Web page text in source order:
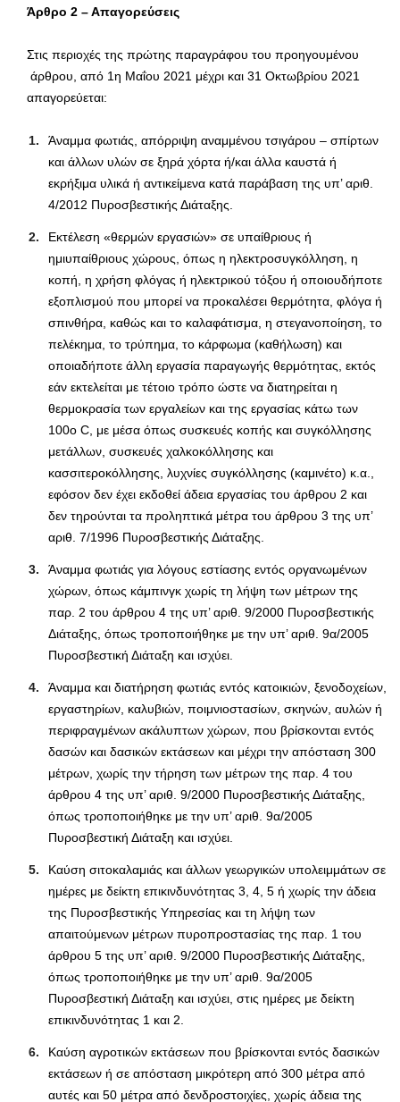
Άρθρο 2 –Απαγορεύσεις
Στις περιοχές της πρώτης παραγράφου του προηγουμένου
άρθρου, από 1η Μαΐου 2021 μέχρι και 31 Οκτωβρίου 2021
απαγορεύεται:
Άναμμα φωτιάς, απόρριψη αναμμένου τσιγάρου – σπίρτων
και άλλων υλών σε ξηρά χόρτα ή/και άλλα καυστά ή
εκρήξιμα υλικά ή αντικείμενα κατά παράβαση της υπ’ αριθ.
4/2012 Πυροσβεστικής Διάταξης.
Εκτέλεση «θερμών εργασιών» σε υπαίθριους ή
ημιυπαίθριους χώρους, όπως η ηλεκτροσυγκόλληση, η
κοπή, η χρήση φλόγας ή ηλεκτρικού τόξου ή οποιουδήποτε
εξοπλισμού που μπορεί να προκαλέσει θερμότητα, φλόγα ή
σπινθήρα, καθώς και το καλαφάτισμα, η στεγανοποίηση, το
πελέκημα, το τρύπημα, το κάρφωμα (καθήλωση) και
οποιαδήποτε άλλη εργασία παραγωγής θερμότητας, εκτός
εάν εκτελείται με τέτοιο τρόπο ώστε να διατηρείται η
θερμοκρασία των εργαλείων και της εργασίας κάτω των
100ο C, με μέσα όπως συσκευές κοπής και συγκόλλησης
μετάλλων, συσκευές χαλκοκόλλησης και
κασσιτεροκόλλησης, λυχνίες συγκόλλησης (καμινέτο) κ.α.,
εφόσον δεν έχει εκδοθεί άδεια εργασίας του άρθρου 2 και
δεν τηρούνται τα προληπτικά μέτρα του άρθρου 3 της υπ’
αριθ. 7/1996 Πυροσβεστικής Διάταξης.
Άναμμα φωτιάς για λόγους εστίασης εντός οργανωμένων
χώρων, όπως κάμπινγκ χωρίς τη λήψη των μέτρων της
παρ. 2 του άρθρου 4 της υπ’ αριθ. 9/2000 Πυροσβεστικής
Διάταξης, όπως τροποποιήθηκε με την υπ’ αριθ. 9α/2005
Πυροσβεστική Διάταξη και ισχύει.
Άναμμα και διατήρηση φωτιάς εντός κατοικιών, ξενοδοχείων,
εργαστηρίων, καλυβιών, ποιμνιοστασίων, σκηνών, αυλών ή
περιφραγμένων ακάλυπτων χώρων, που βρίσκονται εντός
δασών και δασικών εκτάσεων και μέχρι την απόσταση 300
μέτρων, χωρίς την τήρηση των μέτρων της παρ. 4 του
άρθρου 4 της υπ’ αριθ. 9/2000 Πυροσβεστικής Διάταξης,
όπως τροποποιήθηκε με την υπ’ αριθ. 9α/2005
Πυροσβεστική Διάταξη και ισχύει.
Καύση σιτοκαλαμιάς και άλλων γεωργικών υπολειμμάτων σε
ημέρες με δείκτη επικινδυνότητας 3, 4, 5 ή χωρίς την άδεια
της Πυροσβεστικής Υπηρεσίας και τη λήψη των
απαιτούμενων μέτρων πυροπροστασίας της παρ. 1 του
άρθρου 5 της υπ’ αριθ. 9/2000 Πυροσβεστικής Διάταξης,
όπως τροποποιήθηκε με την υπ’ αριθ. 9α/2005
Πυροσβεστική Διάταξη και ισχύει, στις ημέρες με δείκτη
επικινδυνότητας 1 και 2.
Καύση αγροτικών εκτάσεων που βρίσκονται εντός δασικών
εκτάσεων ή σε απόσταση μικρότερη από 300 μέτρα από
αυτές και 50 μέτρα από δενδροστοιχίες, χωρίς άδεια της